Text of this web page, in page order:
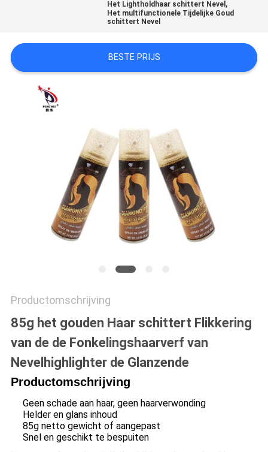
PRIVACYBELEID
Het Lightholdhaar schittert Nevel ,
Het multifunctionele Tijdelijke Goud
schittert Nevel
BESTE PRIJS
Productomschrijving
85g het gouden Haar schittert Flikkering
van de de Fonkelingshaarverf van
Nevelhighlighter de Glanzende
Productomschrijving
Geen schade aan haar, geen haarverwonding
Helder en glans inhoud
85g netto gewicht of aangepast
Snel en geschikt te bespuiten